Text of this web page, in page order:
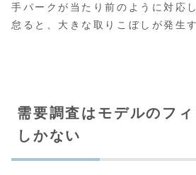
手パークが当たり前のように対応
怠ると、大きな取りこぼしが発生す
需要調査はモデルのフ
しかない